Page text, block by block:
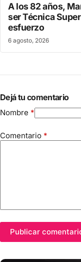
A los 82 años,
ser Técnica
esfuerzo
6 agosto, 2026
Dejá tu comentario
Nombre *
Comentario *
Publicar